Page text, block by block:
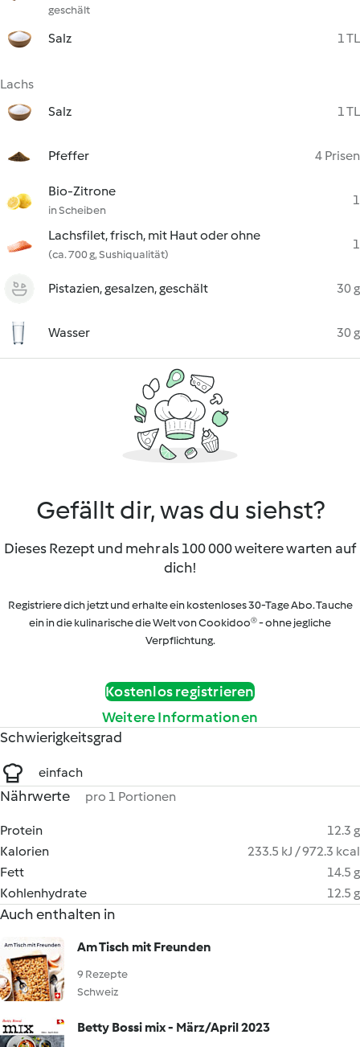
geschält
Salz 1 TL
Lachs
Salz
1 TL
Pfeffer 4 Prisen
Bio-Zitrone
in Scheiben
1
Lachsfilet, frisch, mit Haut oder ohne
(ca. 700 g, Sushiqualität)
1
Pistazien, gesalzen, geschält 30 g
Wasser 30 g
Gefällt dir, was du siehst?
Dieses Rezept und mehr als 100 000 weitere warten auf
dich!
Registriere dich jetzt und erhalte ein kostenloses 30-Tage Abo. Tauche
ein in die kulinarische die Welt von Cookidoo® - ohne jegliche
Verpflichtung.
Kostenlos registrieren
Weitere Informationen
Schwierigkeitsgrad
einfach
Nährwerte pro 1 Portionen
Protein
12.3 g
Kalorien
233.5 kJ / 972.3 kcal
Fett
14.5 g
Kohlenhydrate
12.5 g
Auch enthalten in
Am Tisch mit Freunden
9 Rezepte
Schweiz
Betty Bossi mix - März/April 2023